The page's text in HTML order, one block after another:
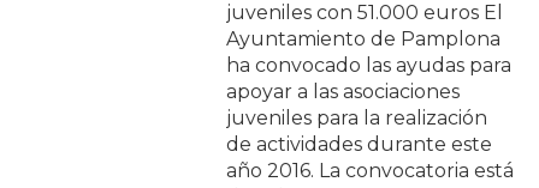
juveniles con 51.000 euros El
Ayuntamiento de Pamplona
ha convocado las ayudas para
apoyar a las asociaciones
juveniles para la realización
de actividades durante este
año 2016. La convocatoria está